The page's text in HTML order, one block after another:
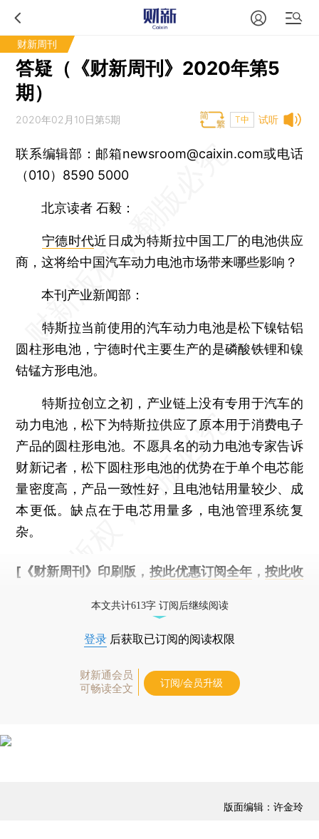
财新周刊
答疑（《财新周刊》2020年第5
期）
试听
2020年02月10日第5期 T中
联系编辑部：邮箱newsroom@caixin.com或电话
（010）8590 5000
北京读者 石毅：
宁德时代近日成为特斯拉中国工厂的电池供应
商，这将给中国汽车动力电池市场带来哪些影响？
本刊产业新闻部：
特斯拉当前使用的汽车动力电池是松下镍钴铝
圆柱形电池，宁德时代主要生产的是磷酸铁锂和镍
钴锰方形电池。
特斯拉创立之初，产业链上没有专用于汽车的
动力电池，松下为特斯拉供应了原本用于消费电子
产品的圆柱形电池。不愿具名的动力电池专家告诉
财新记者，松下圆柱形电池的优势在于单个电芯能
量密度高，产品一致性好，且电池钴用量较少、成
本更低。缺点在于电芯用量多，电池管理系统复
杂。
[《财新周刊》印刷版， 按此优惠订阅全年， 按此收
本文共计613字 订阅后继续阅读
登录 后获取已订阅的阅读权限
财新通会员
可畅读全文
订阅/会员升级
版面编辑：许金玲